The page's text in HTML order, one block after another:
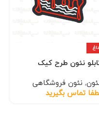
داغ
نئون طرح کیک
, نئون فروشگاهی
تماس بگیرید